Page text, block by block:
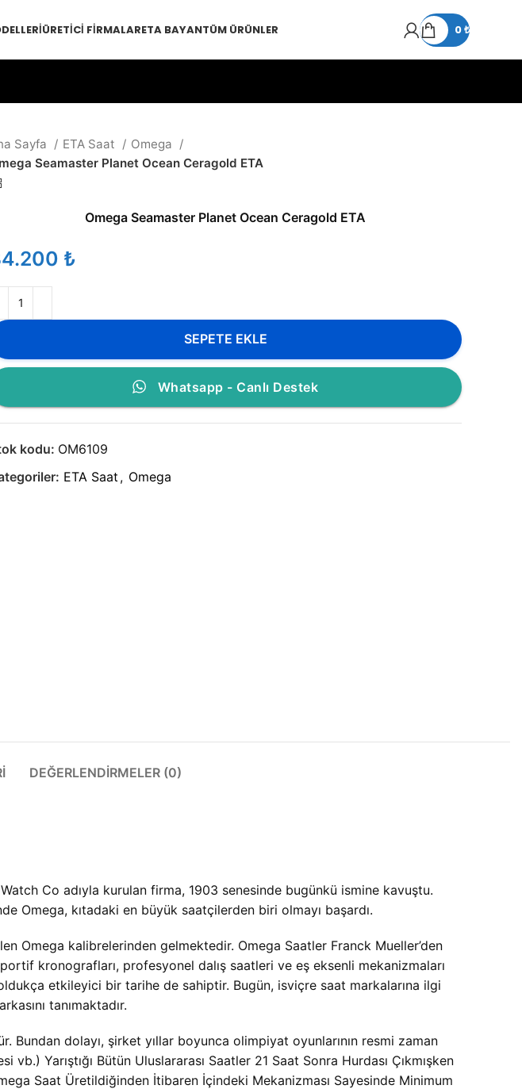
ÜRETICI FIRMALARETA BAYANTÜM ÜRÜNLER 0₺
Sayfa ETA Saat
Omega
Seamaster Planet Ocean Ceragold ETA
Omega Seamaster Planet Ocean Ceragold ETA
₺
SEPETE EKLE
Whatsapp - Canlı Destek
kodu: OM6109
ETA Saat , Omega
DEĞERLENDIRMELER (0)
Co adıyla kurulan firma, 1903 senesinde bugünkü ismine kavuştu.
Omega, kıtadaki en büyük saatçilerden biri olmayı başardı.
Omega kalibrelerinden gelmektedir. Omega Saatler Franck Mueller’den
kronografları, profesyonel dalış saatleri ve eş eksenli mekanizmaları
etkileyici bir tarihe de sahiptir. Bugün, isviçre saat markalarına ilgi
tanımaktadır.
dolayı, şirket yıllar boyunca olimpiyat oyunlarının resmi zaman
Yarıştığı Bütün Uluslararası Saatler 21 Saat Sonra Hurdası Çıkmışken
Saat Üretildiğinden İtibaren İçindeki Mekanizması Sayesinde Minimum